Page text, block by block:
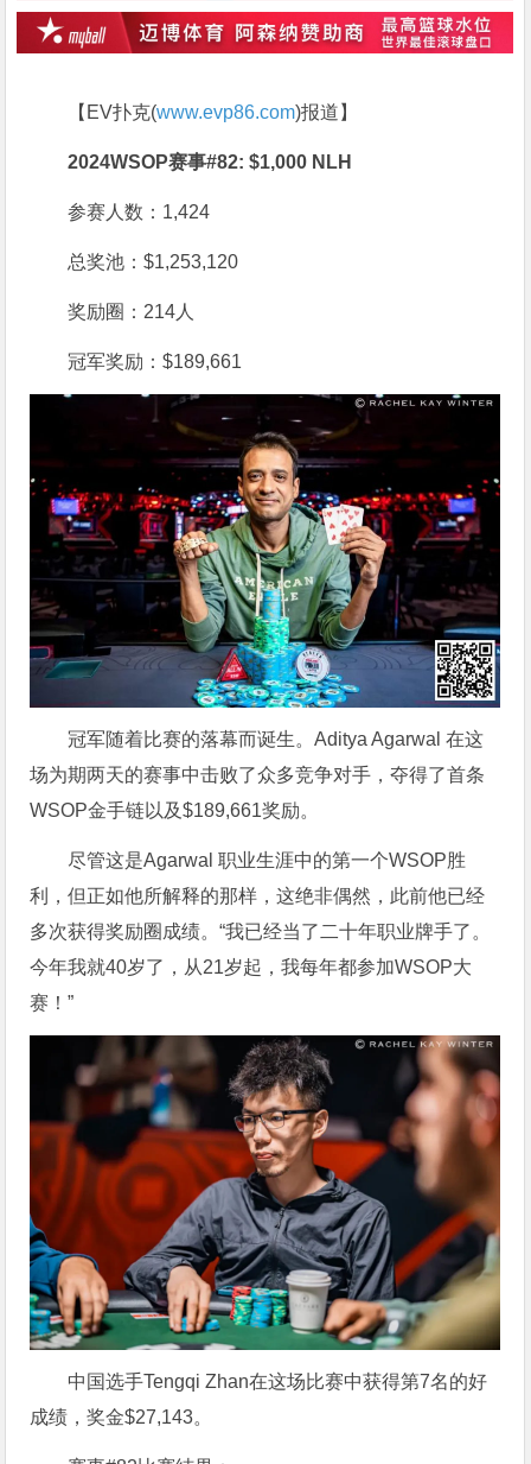
【EV扑克(www.evp86.com)报道】
2024WSOP赛事#82: $1,000 NLH
参赛人数：1,424
总奖池：$1,253,120
奖励圈：214人
冠军奖励：$189,661
冠军随着比赛的落幕而诞生。Aditya Agarwal 在这
场为期两天的赛事中击败了众多竞争对手，夺得了首条
WSOP金手链以及$189,661奖励。
尽管这是Agarwal 职业生涯中的第一个WSOP胜
利，但正如他所解释的那样，这绝非偶然，此前他已经
多次获得奖励圈成绩。“我已经当了二十年职业牌手了。
今年我就40岁了，从21岁起，我每年都参加WSOP大
赛！”
中国选手Tengqi Zhan在这场比赛中获得第7名的好
成绩，奖金$27,143。